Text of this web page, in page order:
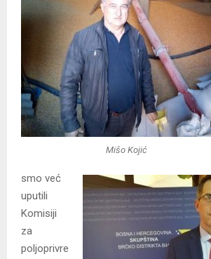
Mišo Kojić
smo već
uputili
Komisiji
za
poljoprivre